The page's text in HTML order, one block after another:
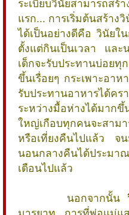
แรก... การเริ่มต้นสร้าง
ได้เป็นอย่างดีคือ วินัยใ
ตั้งแต่กินเป็นเวลา และ
เด็กจะรับประทานบ่อย
ขึ้นเรื่อยๆ กระเพาะอา
รับประทานอาหารได้ค
ระหว่างมื้อห่างได้มากขึ้
ใหญ่เกือบทุกคนจะสาม
หรือเที่ยงคืนไปแล้ว จ
นอนกลางคืนได้ประม
เดือนไปแล้ว
นอกจากนั้น